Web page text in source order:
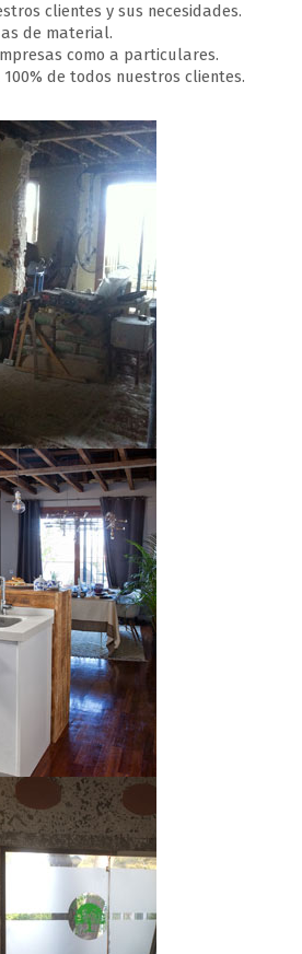
clientes y sus necesidades.
de material.
como a particulares.
de todos nuestros clientes.